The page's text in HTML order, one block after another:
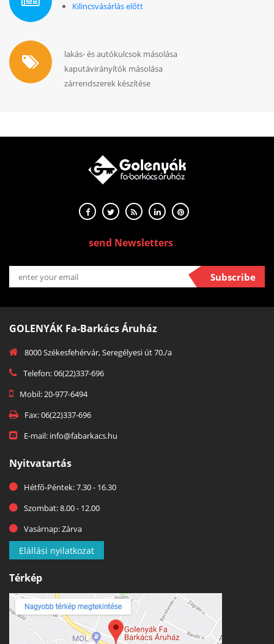
Kilincsvásárlás előtt
lakás- és autókulcsok másolása
kaputávirányítók másolása
zárrendszerek készítése
send Newsletters
Subscribe
GOLENYÁK Fa-Barkács Áruház
8000 Székesfehérvár, Seregélyesi út 70./a
Telefon: 06(22)337-696
Mobil: 20-977-6494
Fax: 06(22)337-696
E-mail: info@fabarkacs.hu
Nyitvatartás
Hétfő-Péntek: 7.30 - 16.30
Szombat: 8.00 - 12.00
Vasárnap: Zárva
Elállási nyilatkozat
Térkép